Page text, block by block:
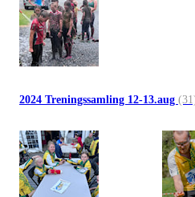
2024 Treningssamling 12-13.aug